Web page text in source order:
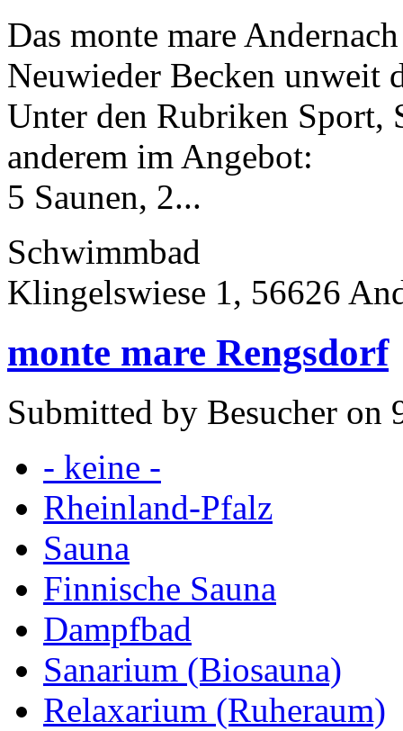
Das monte mare
Neuwieder Becken unweit
Unter den Rubriken Sport,
anderem im Angebot:
5 Saunen, 2...
Schwimmbad
Klingelswiese 1, 56626
monte mare Rengsdorf
Submitted by Besucher on
- keine -
Rheinland-Pfalz
Sauna
Finnische Sauna
Dampfbad
Sanarium (Biosauna)
Relaxarium (Ruheraum)